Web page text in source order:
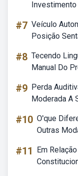
Investimento
#7 Veículo
Posição
#8 Tecendo
Manual Do
#9 Perda
Moderada A
#10 O'que
Outras
#11
Em